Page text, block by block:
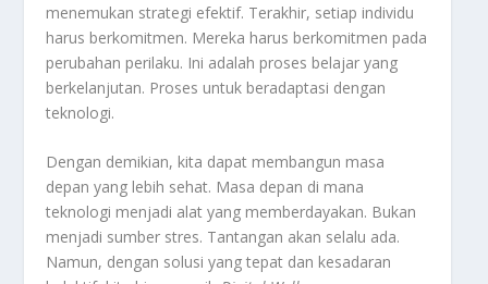
menemukan strategi efektif. Terakhir, setiap individu
harus berkomitmen. Mereka harus berkomitmen pada
perubahan perilaku. Ini adalah proses belajar yang
berkelanjutan. Proses untuk beradaptasi dengan
teknologi.
Dengan demikian, kita dapat membangun masa
depan yang lebih sehat. Masa depan di mana
teknologi menjadi alat yang memberdayakan. Bukan
menjadi sumber stres. Tantangan akan selalu ada.
Namun, dengan solusi yang tepat dan kesadaran